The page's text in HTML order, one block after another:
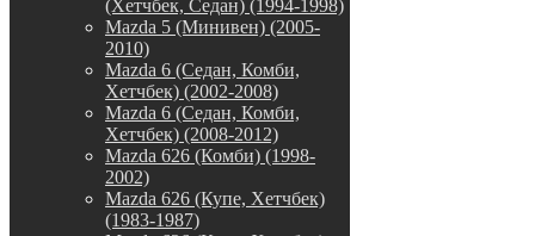
(Хетчбек, Седан) (1994-1998)
Mazda 5 (Минивен) (2005-
2010)
Mazda 6 (Седан, Комби,
Хетчбек) (2002-2008)
Mazda 6 (Седан, Комби,
Хетчбек) (2008-2012)
Mazda 626 (Комби) (1998-
2002)
Mazda 626 (Купе, Хетчбек)
(1983-1987)